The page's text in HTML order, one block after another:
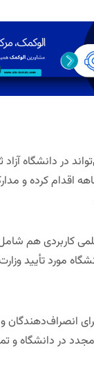
در دانشگاه آزاد
اما باید در بازه ۱۲ ماهه
کاربردی هم
مورد تأیید
انصراف‌دهندگان
در دانشگاه و